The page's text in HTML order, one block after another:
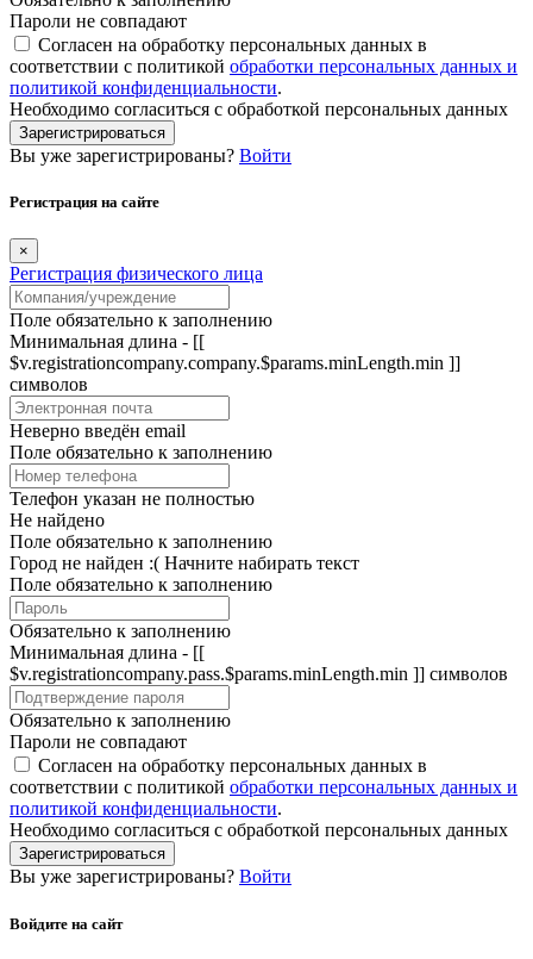
Пароли не совпадают
Согласен на обработку персональных данных в
соответствии с политикой обработки персональных данных и
политикой конфиденциальности.
Необходимо согласиться с обработкой персональных данных
Зарегистрироваться
Вы уже зарегистрированы? Войти
Регистрация на сайте
×
Регистрация физического лица
Поле обязательно к заполнению
Минимальная длина - [[
$v.registrationcompany.company.$params.minLength.min ]]
символов
Неверно введён email
Поле обязательно к заполнению
Телефон указан не полностью
Не найдено
Поле обязательно к заполнению
Город не найден :( Начните набирать текст
Поле обязательно к заполнению
Обязательно к заполнению
Минимальная длина - [[
$v.registrationcompany.pass.$params.minLength.min ]] символов
Обязательно к заполнению
Пароли не совпадают
Согласен на обработку персональных данных в
соответствии с политикой обработки персональных данных и
политикой конфиденциальности.
Необходимо согласиться с обработкой персональных данных
Зарегистрироваться
Вы уже зарегистрированы? Войти
Войдите на сайт